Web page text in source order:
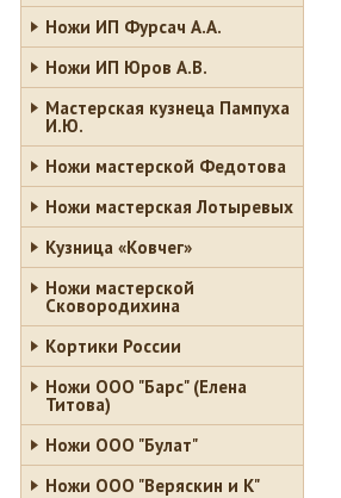
Ножи ИП Фурсач А.А.
Ножи ИП Юров А.В.
Мастерская кузнеца Пампуха
И.Ю.
Ножи мастерской Федотова
Ножи мастерская Лотыревых
Кузница «Ковчег»
Ножи мастерской
Сковородихина
Кортики России
Ножи ООО "Барс" (Елена
Титова)
Ножи ООО "Булат"
Ножи ООО "Веряскин и К"